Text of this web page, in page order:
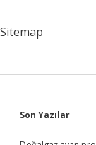
Sitemap
Son Yazılar